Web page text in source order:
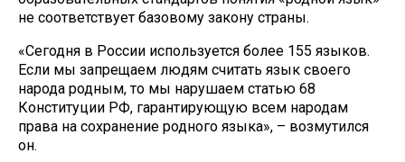
не соответствует базовому закону страны.
«Сегодня в России используется более 155 языков.
Если мы запрещаем людям считать язык своего
народа родным, то мы нарушаем статью 68
Конституции РФ, гарантирующую всем народам
права на сохранение родного языка», – возмутился
он.